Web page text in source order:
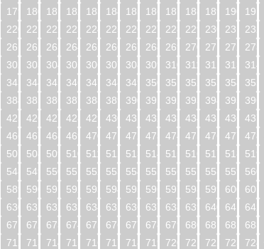
179 180 181 182 183 184 185 186 187 188 189 190 191
220 221 222 223 224 225 226 227 228 229 230 231 232
261 262 263 264 265 266 267 268 269 270 271 272 273
302 303 304 305 306 307 308 309 310 311 312 313 314
343 344 345 346 347 348 349 350 351 352 353 354 355
384 385 386 387 388 389 390 391 392 393 394 395 396
425 426 427 428 429 430 431 432 433 434 435 436 437
466 467 468 469 470 471 472 473 474 475 476 477 478
507 508 509 510 511 512 513 514 515 516 517 518 519
548 549 550 551 552 553 554 555 556 557 558 559 560
589 590 591 592 593 594 595 596 597 598 599 600 601
630 631 632 633 634 635 636 637 638 639 640 641 642
671 672 673 674 675 676 677 678 679 680 681 682 683
712 713 714 715 716 717 718 719 720 721 722 723 724